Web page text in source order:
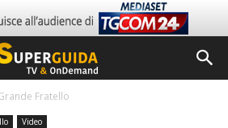
Fratello
Video